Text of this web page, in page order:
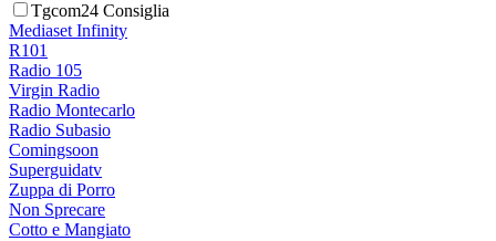
Tgcom24 Consiglia
Mediaset Infinity
R101
Radio 105
Virgin Radio
Radio Montecarlo
Radio Subasio
Comingsoon
Superguidatv
Zuppa di Porro
Non Sprecare
Cotto e Mangiato